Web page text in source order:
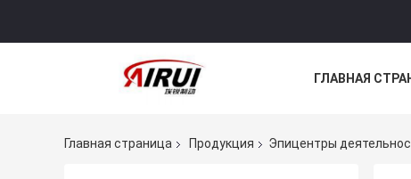
ГЛАВНАЯ
Главная страница
Продукция Эпицентры